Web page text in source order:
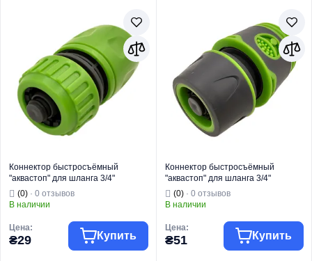
полива
Вид изделия
Коннектор
Назначение
Для быстрого
соединения
шланга с
распылителем
или адаптером
(с функцией
автоперекрытия
воды)
Фитинг для
полива
Вид изделия
Коннектор
Назначение
Для быстрого
соединения
шланга с
распылителем
или адаптером
(с функцией
автоперекрытия
Коннектор быстросъёмный
"аквастоп" для шланга 3/4"
(ABS+PPR) PLAMIX PL-406
(PM6086)
(0) · 0 отзывов
В наличии
Цена:
₴29 Купить
Коннектор быстросъёмный
"аквастоп" для шланга 3/4"
(ABS+TPR+PPR) PLAMIX PRO PL-
4526 (PM6096)
(0)· 0 отзывов
В наличии
Цена:
₴51 Купить